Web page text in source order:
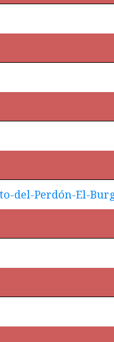
del-Perdón-El-